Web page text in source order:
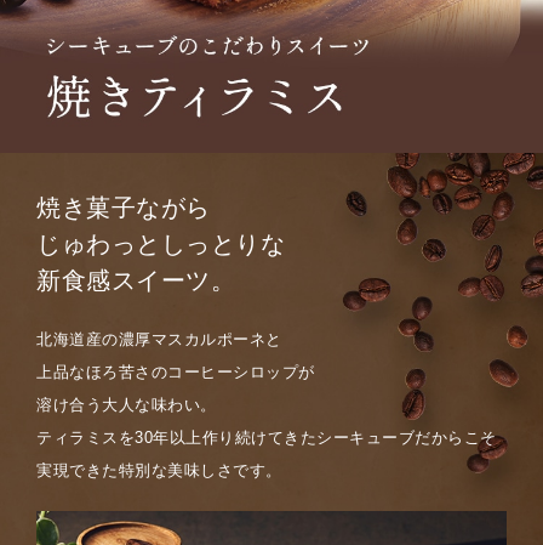
焼き菓子ながら
じゅわっとしっとりな
新食感スイーツ。
北海道産の濃厚マスカルポーネと
上品なほろ苦さのコーヒーシロップが
溶け合う大人な味わい。
ティラミスを30年以上作り続けてきたシーキューブだからこそ
実現できた特別な美味しさです。